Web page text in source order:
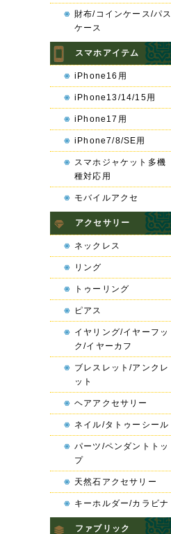
財布/コインケース/パス
ケース
スマホアイテム
iPhone16用
iPhone13/14/15用
iPhone17用
iPhone7/8/SE用
スマホジャケット多機
種対応用
モバイルアクセ
アクセサリー
ネックレス
リング
トゥーリング
ピアス
イヤリング/イヤーフッ
ク/イヤーカフ
ブレスレット/アンクレ
ット
ヘアアクセサリー
ネイル/タトゥーシール
パーツ/ペンダントトッ
プ
天然石アクセサリー
キーホルダー/カラビナ
ファブリック